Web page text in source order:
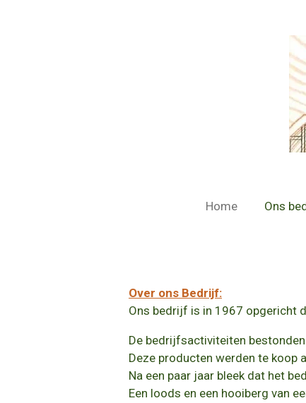
Home Ons
Over ons Bedrijf:
Ons bedrijf is in 1967 opgericht
De bedrijfsactiviteiten
Deze producten werden te koop
Na een paar jaar bleek dat het
Een loods en een hooiberg van